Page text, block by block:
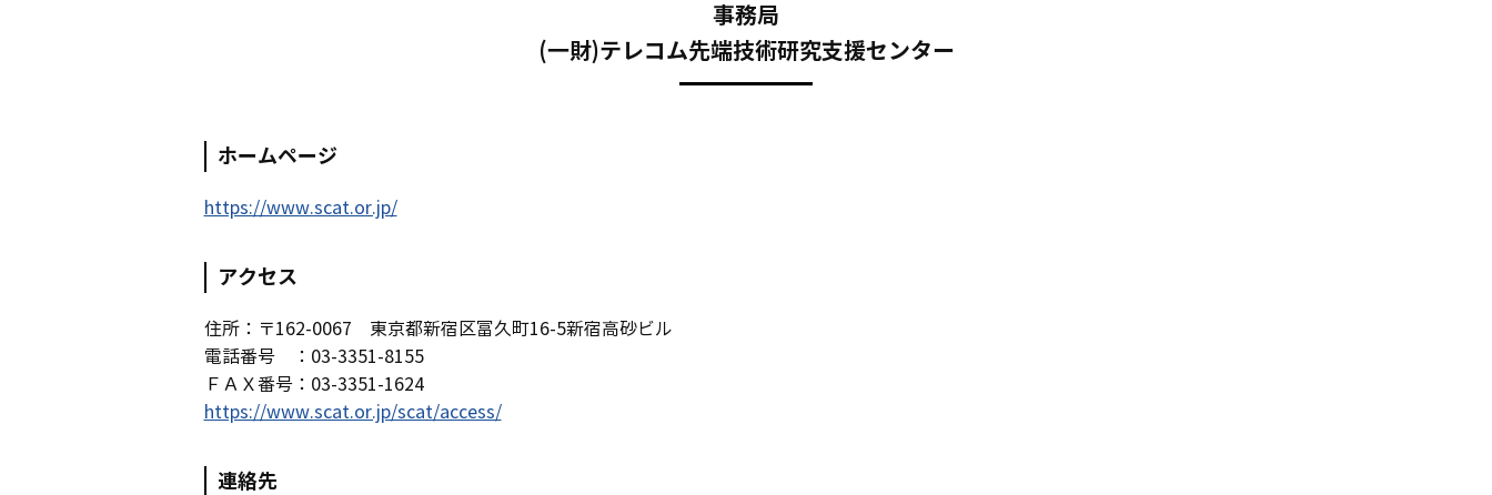
事務局
(一財)テレコム先端技術研究支援センター
ホームページ
https://www.scat.or.jp/
アクセス
住所：〒162-0067 東京都新宿区富久町16-5新宿高砂ビル
電話番号 ：03-3351-8155
ＦＡＸ番号：03-3351-1624
https://www.scat.or.jp/scat/access/
連絡先